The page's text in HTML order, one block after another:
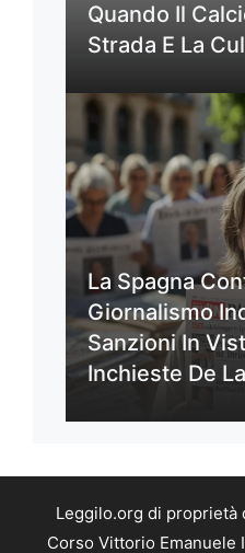
Quando Il
Strada E La
La Spagna
Giornalismo
Sanzioni In
Inchieste De
Leggilo.org di proprietà
Corso Vittorio Emanuele